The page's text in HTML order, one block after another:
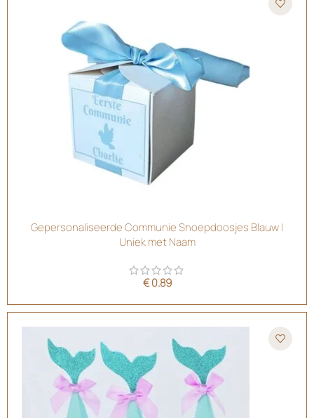
Gepersonaliseerde Communie Snoepdoosjes Blauw |
Uniek met Naam
€0.89